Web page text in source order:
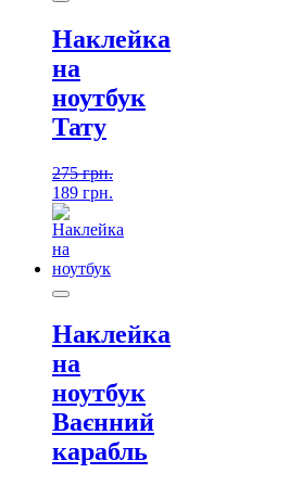
Наклейка
на
ноутбук
Тату
275грн.
189 грн.
Наклейка
на
ноутбук
Ваєнний
карабль